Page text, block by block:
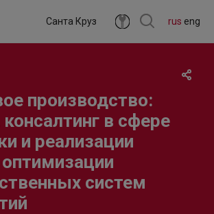
rus eng
Санта Круз
производство:
в сфере
и реализации
систем